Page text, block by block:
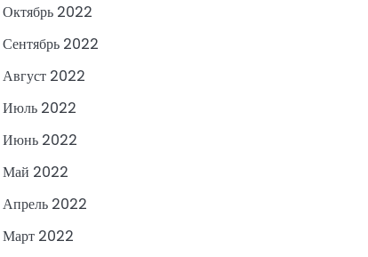
Октябрь 2022
Сентябрь 2022
Август 2022
Июль 2022
Июнь 2022
Май 2022
Апрель 2022
Март 2022